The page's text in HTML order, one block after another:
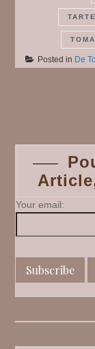
Posted in De
Your email: